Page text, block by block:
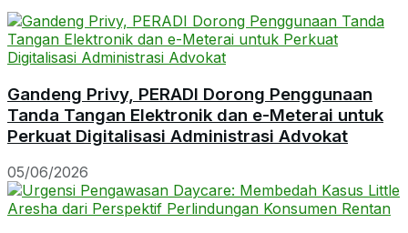
Gandeng Privy, PERADI Dorong Penggunaan
Tanda Tangan Elektronik dan e-Meterai untuk
Perkuat Digitalisasi Administrasi Advokat
05/06/2026